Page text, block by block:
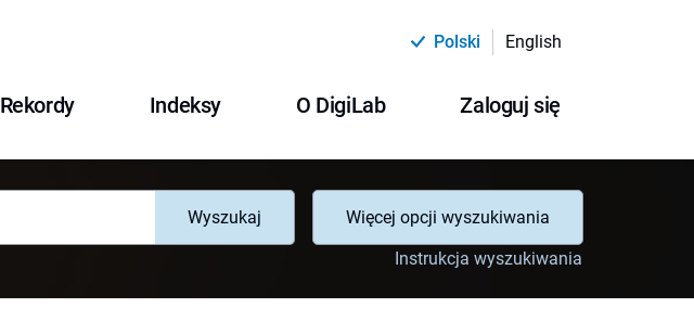
Polski English
Rekordy Indeksy O DigiLab Zaloguj się
Wyszukaj
Więcej opcji wyszukiwania
Instrukcja wyszukiwania